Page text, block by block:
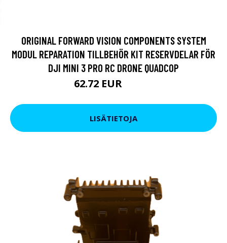
ORIGINAL FORWARD VISION COMPONENTS SYSTEM
MODUL REPARATION TILLBEHÖR KIT RESERVDELAR FÖR
DJI MINI 3 PRO RC DRONE QUADCOP
62.72 EUR
LISÄTIETOJA